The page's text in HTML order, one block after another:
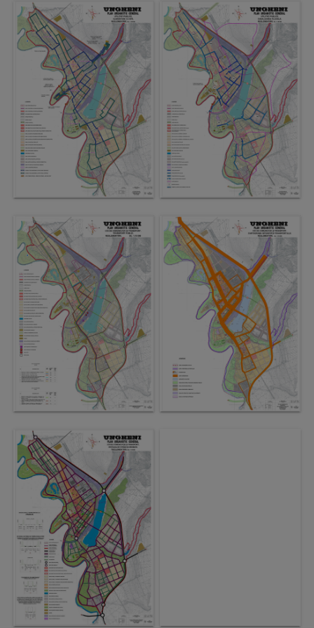
arhitecturale
Personalități
marcante
Sportivi
de
performanță
Orașul
în
imagini
Galerie
video
Galerii
foto
Administrație
Primărie
Primar
Viceprimari
Organigrama
Aparatul
primăriei